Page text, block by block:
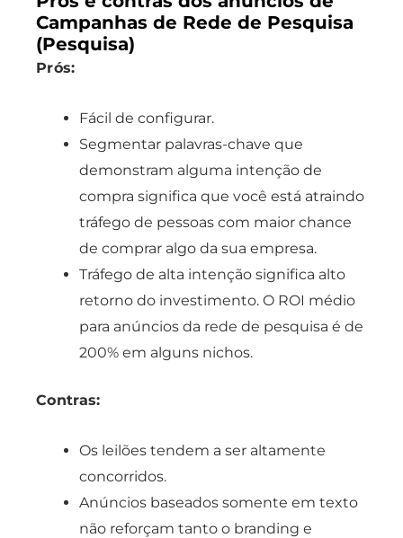
Campanhas de Rede de Pesquisa
(Pesquisa)
Prós:
Fácil de configurar.
Segmentar palavras-chave que
demonstram alguma intenção de
compra significa que você está atraindo
tráfego de pessoas com maior chance
de comprar algo da sua empresa.
Tráfego de alta intenção significa alto
retorno do investimento. O ROI médio
para anúncios da rede de pesquisa é de
200% em alguns nichos.
Contras:
Os leilões tendem a ser altamente
concorridos.
Anúncios baseados somente em texto
não reforçam tanto o branding e